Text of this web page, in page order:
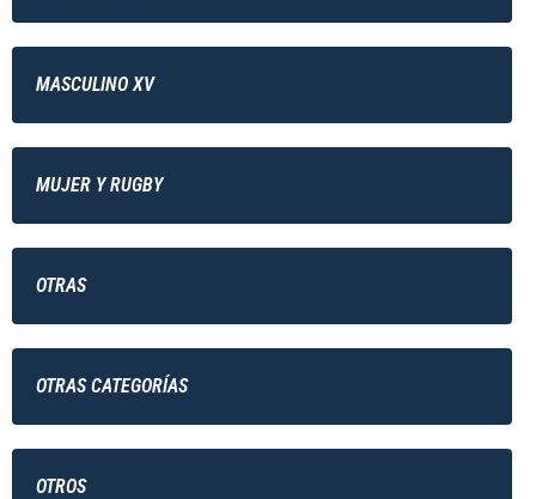
MASCULINO XV
MUJER Y RUGBY
OTRAS
OTRAS CATEGORÍAS
OTROS